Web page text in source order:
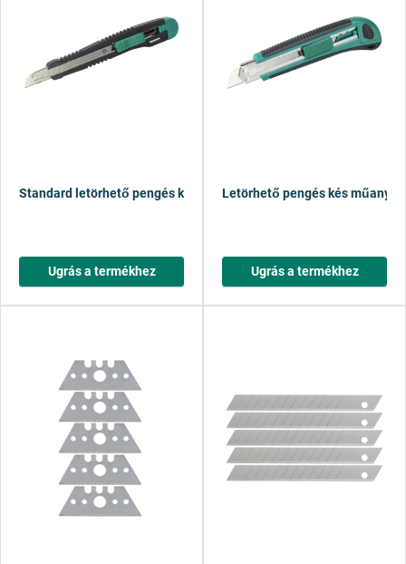
Standard letörhető pengés kés, 9 mm
Ugrás a termékhez
Letörhető pengés kés
Ugrás a termékhez